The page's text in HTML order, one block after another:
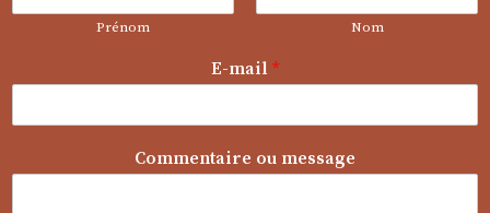
Prénom Nom
*
u
E-mail *
Commentaire ou message